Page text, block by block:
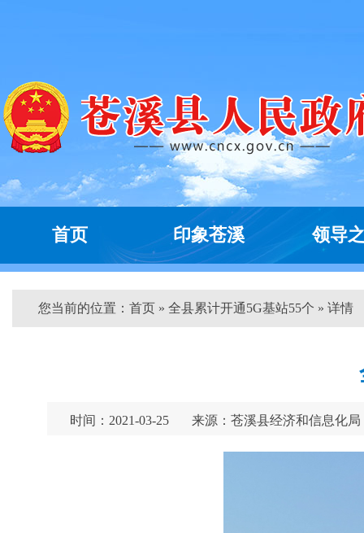
首页 印象苍溪 领导
您当前的位置： 首页 » 全县累计开通5G基站55个 » 详情
时间：2021-03-25 来源：苍溪县经济和信息化局